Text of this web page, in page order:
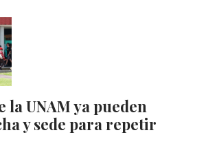
la UNAM ya pueden
y sede para repetir